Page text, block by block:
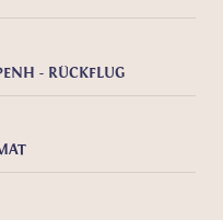
- RÜCKFLUG